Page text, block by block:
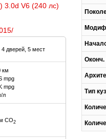
3.0d V6 (240 лс)
дверей, 5 мест
км
mpg
mpg
л
CO2
Тип